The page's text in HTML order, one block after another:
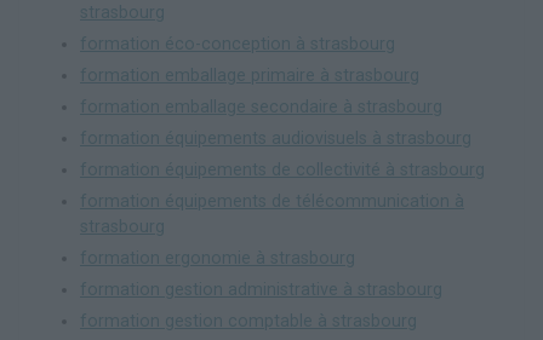
strasbourg
formation éco-conception à strasbourg
formation emballage primaire à strasbourg
formation emballage secondaire à strasbourg
formation équipements audiovisuels à strasbourg
formation équipements de collectivité à strasbourg
formation équipements de télécommunication à
strasbourg
formation ergonomie à strasbourg
formation gestion administrative à strasbourg
formation gestion comptable à strasbourg